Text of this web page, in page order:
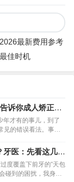
最新费用参考
佳时机
诉你成人矫正的
年才有的事儿，到了
见的错误看法。事实
够移动。30岁去做
牙医：先看这几点
度覆盖下前牙的“天包
碰到的困扰，我身为